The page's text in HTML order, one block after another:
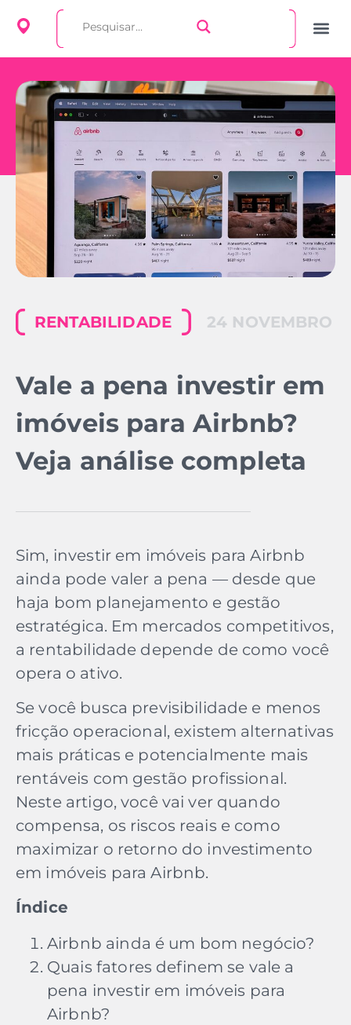
RENTABILIDADE 24 NOVEMBRO
Vale a pena investir em
imóveis para Airbnb?
Veja análise completa
Sim, investir em imóveis para Airbnb
ainda pode valer a pena — desde que
haja bom planejamento e gestão
estratégica. Em mercados competitivos,
a rentabilidade depende de como você
opera o ativo.
Se você busca previsibilidade e menos
fricção operacional, existem alternativas
mais práticas e potencialmente mais
rentáveis com gestão profissional.
Neste artigo, você vai ver quando
compensa, os riscos reais e como
maximizar o retorno do investimento
em imóveis para Airbnb.
Índice
Airbnb ainda é um bom negócio?
Quais fatores definem se vale a
pena investir em imóveis para
Airbnb?